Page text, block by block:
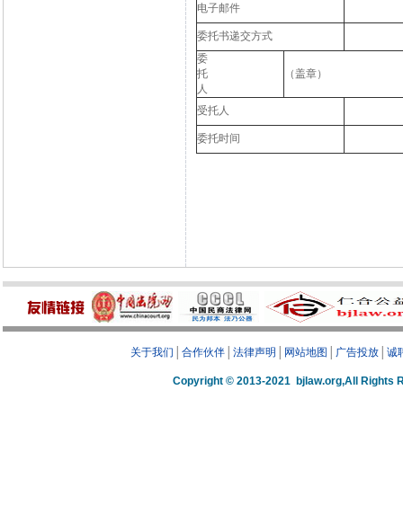
电子邮件
委托书递交方式
委
托
人
（盖章）
受托人
委托时间
关于我们 合作伙伴 法律声明 网站地图 广告投放 诚
Copyright © 2013-2021 bjlaw.org,All Rights